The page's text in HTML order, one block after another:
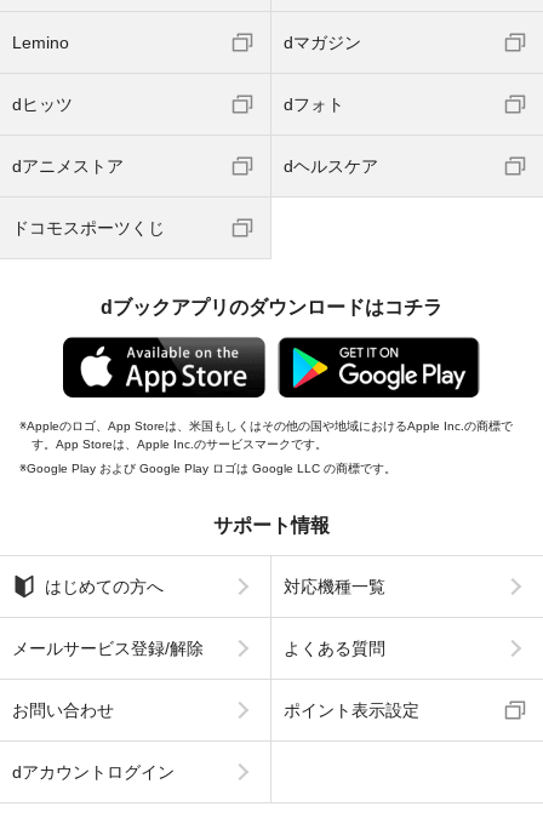
Lemino dマガジン
dヒッツ dフォト
dアニメストア dヘルスケア
ドコモスポーツくじ
dブックアプリのダウンロードはコチラ
Appleのロゴ、App Storeは、米国もしくはその他の国や地域におけるApple Inc.の商標で
す。App Storeは、Apple Inc.のサービスマークです。
Google Play および Google Play ロゴは Google LLC の商標です。
サポート情報
はじめての方へ 対応機種一覧
メールサービス登録/解除 よくある質問
お問い合わせ ポイント表示設定
dアカウントログイン